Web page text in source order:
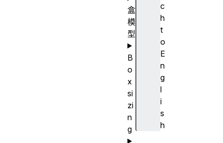
c
h
t
o
E
n
g
l
i
s
h
盒
模
型
B
o
x
si
zi
n
g